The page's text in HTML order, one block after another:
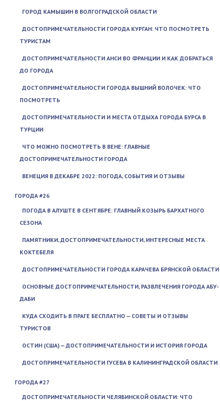
ГОРОД КАМЫШИН В ВОЛГОГРАДСКОЙ ОБЛАСТИ
ДОСТОПРИМЕЧАТЕЛЬНОСТИ ГОРОДА КУРГАН: ЧТО ПОСМОТРЕТЬ
ТУРИСТАМ
ДОСТОПРИМЕЧАТЕЛЬНОСТИ АНСИ ВО ФРАНЦИИ И КАК ДОБРАТЬСЯ
ДО ГОРОДА
ДОСТОПРИМЕЧАТЕЛЬНОСТИ ГОРОДА ВЫШНИЙ ВОЛОЧЕК: ЧТО
ПОСМОТРЕТЬ
ДОСТОПРИМЕЧАТЕЛЬНОСТИ И МЕСТА ОТДЫХА ГОРОДА БУРСА В
ТУРЦИИ
ЧТО МОЖНО ПОСМОТРЕТЬ В ВЕНЕ: ГЛАВНЫЕ
ДОСТОПРИМЕЧАТЕЛЬНОСТИ ГОРОДА
ВЕНЕЦИЯ В ДЕКАБРЕ 2022: ПОГОДА, СОБЫТИЯ И ОТЗЫВЫ
ГОРОДА #26
ПОГОДА В АЛУШТЕ В СЕНТЯБРЕ: ГЛАВНЫЙ КОЗЫРЬ БАРХАТНОГО
СЕЗОНА
ПАМЯТНИКИ, ДОСТОПРИМЕЧАТЕЛЬНОСТИ, ИНТЕРЕСНЫЕ МЕСТА
КОКТЕБЕЛЯ
ДОСТОПРИМЕЧАТЕЛЬНОСТИ ГОРОДА КАРАЧЕВА БРЯНСКОЙ ОБЛАСТИ
ОСНОВНЫЕ ДОСТОПРИМЕЧАТЕЛЬНОСТИ, РАЗВЛЕЧЕНИЯ ГОРОДА АБУ-
ДАБИ
КУДА СХОДИТЬ В ПРАГЕ БЕСПЛАТНО — СОВЕТЫ И ОТЗЫВЫ
ТУРИСТОВ
ОСТИН (США) — ДОСТОПРИМЕЧАТЕЛЬНОСТИ И ИСТОРИЯ ГОРОДА
ДОСТОПРИМЕЧАТЕЛЬНОСТИ ГУСЕВА В КАЛИНИНГРАДСКОЙ ОБЛАСТИ
ГОРОДА #27
ДОСТОПРИМЕЧАТЕЛЬНОСТИ ЧЕЛЯБИНСКОЙ ОБЛАСТИ: ЧТО